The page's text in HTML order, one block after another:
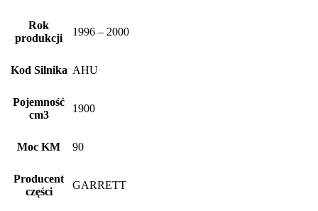
Rok
produkcji
1996 – 2000
Kod Silnika AHU
Pojemność
cm3
1900
Moc KM 90
Producent
części
GARRETT